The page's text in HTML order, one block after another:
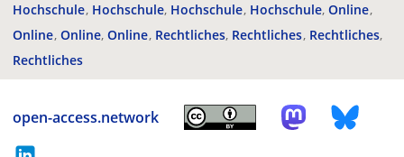
Hochschule Hochschule Hochschule Hochschule Online
Online Online Online Rechtliches Rechtliches Rechtliches
Rechtliches
open-access.network